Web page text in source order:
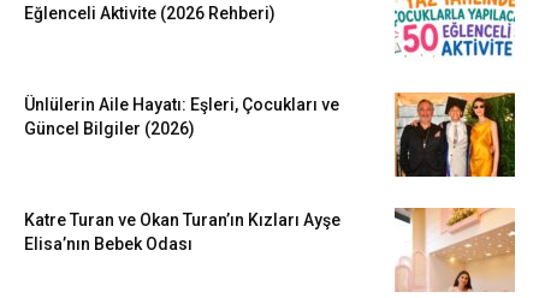
Eğlenceli Aktivite (2026 Rehberi)
Ünlülerin Aile Hayatı: Eşleri, Çocukları ve
Güncel Bilgiler (2026)
Katre Turan ve Okan Turan’ın Kızları Ayşe
Elisa’nın Bebek Odası